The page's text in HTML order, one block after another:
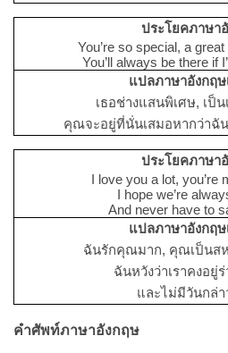
ประโยคภาษา
You’re so special, a
You’ll always be there if
แปลภาษาอังกฤ
เธอช่างแสนพิเศษ, เป็
คุณจะอยู่ที่นั่นเสมอหากว่าฉั
ประโยคภาษา
I love you a lot, you’re
I hope we’re
And never have to
แปลภาษาอังกฤ
ฉันรักคุณมาก, คุณเป็นส
ฉันหวังว่าเราคงอยู่
และไม่มีวันกล่า
คำศัพท์ภาษาอังกฤษ